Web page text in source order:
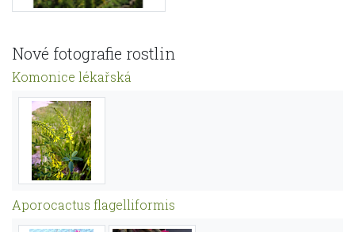
Nové fotografie rostlin
Komonice lékařská
Aporocactus flagelliformis